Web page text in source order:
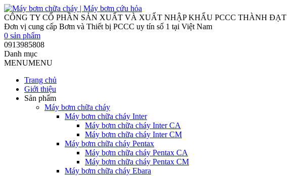
CÔNG TY CỔ PHẦN SẢN XUẤT VÀ XUẤT NHẬP KHẨU PCCC THÀNH ĐẠT
Đơn vị cung cấp Bơm và Thiết bị PCCC uy tín số 1 tại Việt Nam
0 sản phẩm
0913985808
Danh mục
MENUMENU
Trang chủ
Giới thiệu
Sản phẩm
Máy bơm chữa cháy
Máy bơm chữa cháy Inter
Máy bơm chữa cháy Inter CA
Máy bơm chữa cháy Inter CM
Máy bơm chữa cháy Pentax
Máy bơm chữa cháy Pentax CA
Máy bơm chữa cháy Pentax CM
Máy bơm chữa cháy Ebara